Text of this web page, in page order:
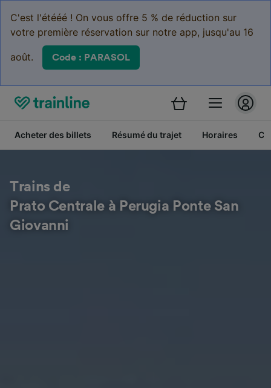
C'est l'étééé ! On vous offre 5 % de réduction sur
votre première réservation sur notre app, jusqu'au 16
août. Code : PARASOL
Acheter des billets Résumé du trajet Horaires
Trains de
Prato Centrale à Perugia Ponte San
Giovanni